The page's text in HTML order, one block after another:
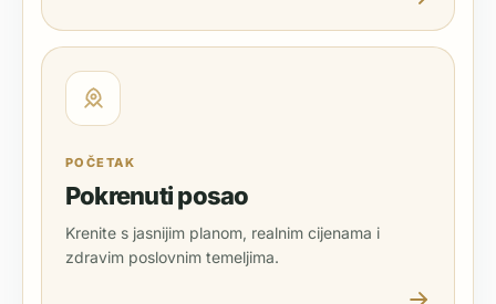
POČETAK
Pokrenuti posao
Krenite s jasnijim planom, realnim cijenama i
zdravim poslovnim temeljima.